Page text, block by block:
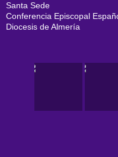
Santa Sede
Conferencia Episcopal
Diocesis de Almería